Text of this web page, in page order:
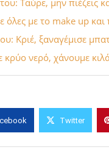
Ταύρε, μην πιέζεις
με το make up
Κριέ, ξαναγέμισε
κρύο νερό, χάνουμε
Twitter